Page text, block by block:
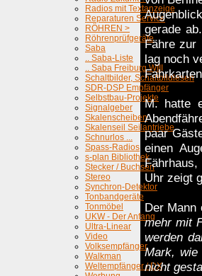
Radios mit Textanzeige
Reparaturen Service
RÖHREN >
Röhrenprüfgeräte
Saba
.. Saba-Liste
.. Saba Freiburg WIII
Schaltbilder, Schaltbildlesen
SDR-DSP Empfänger
Selbstbau-Projekte
Signalgeber
Skalenscheiben
Skalenseil Seilantriebe
Schnurlos ...
Spass-Radios
s-plan Bibliothek
Stecker / Buchsen
Stereo
Synchron-Detektor
Tonbandgeräte
Tonmöbel
UKW - Der Anfang
Ultra-Linear
Video
Volksempfänger
Walkman
Weltempfänger / DX
gerade
Fähre zur
lag noch
M. hatte
paar
einen
Uhr zeigt
Der
mehr mit
werden
Mark, wie
nicht